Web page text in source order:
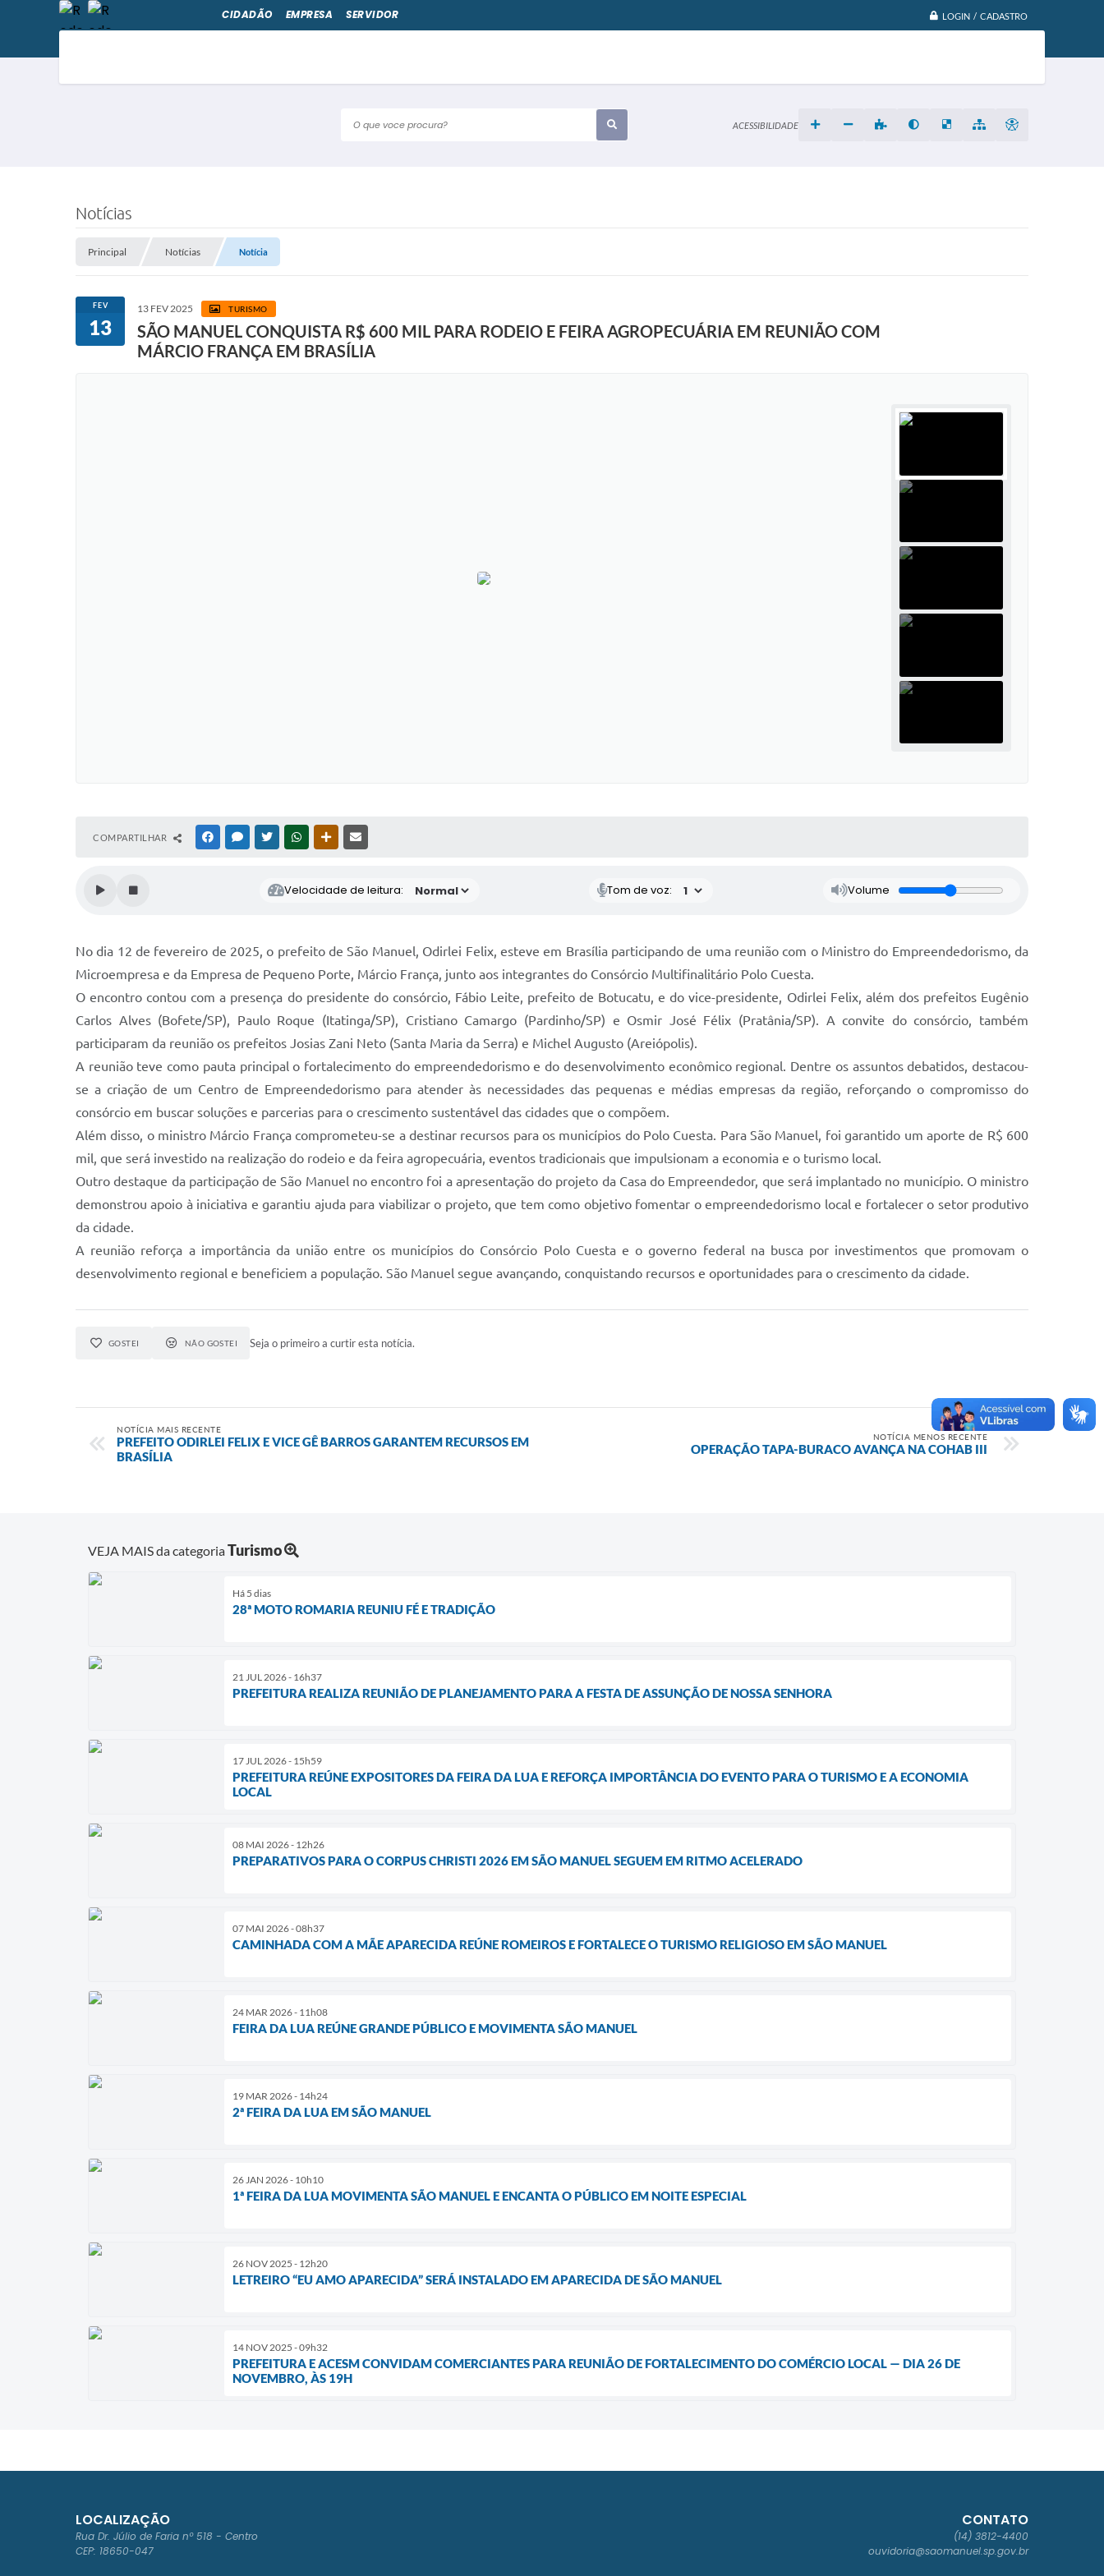
LOGIN / CADASTRO
O que voce procura?
CIDADÃO EMPRESA SERVIDOR
ACESSIBILIDADE
Notícias
Principal Notícias Notícia
FEV
13
13 FEV 2025 TURISMO
SÃO MANUEL CONQUISTA R$ 600 MIL PARA RODEIO E FEIRA AGROPECUÁRIA EM REUNIÃO COM
MÁRCIO FRANÇA EM BRASÍLIA
COMPARTILHAR FACEBOOKMESSENGER
TWITTERWHATSAPPOUTRAS MÍDIAS
Velocidade de leitura: Tom de voz: Volume
No dia 12 de fevereiro de 2025, o prefeito de São Manuel, Odirlei Felix, esteve em Brasília participando de uma reunião com o Ministro do Empreendedorismo, da
Microempresa e da Empresa de Pequeno Porte, Márcio França, junto aos integrantes do Consórcio Multifinalitário Polo Cuesta.
O encontro contou com a presença do presidente do consórcio, Fábio Leite, prefeito de Botucatu, e do vice-presidente, Odirlei Felix, além dos prefeitos Eugênio
Carlos Alves (Bofete/SP), Paulo Roque (Itatinga/SP), Cristiano Camargo (Pardinho/SP) e Osmir José Félix (Pratânia/SP). A convite do consórcio, também
participaram da reunião os prefeitos Josias Zani Neto (Santa Maria da Serra) e Michel Augusto (Areiópolis).
A reunião teve como pauta principal o fortalecimento do empreendedorismo e do desenvolvimento econômico regional. Dentre os assuntos debatidos, destacou-
se a criação de um Centro de Empreendedorismo para atender às necessidades das pequenas e médias empresas da região, reforçando o compromisso do
consórcio em buscar soluções e parcerias para o crescimento sustentável das cidades que o compõem.
Além disso, o ministro Márcio França comprometeu-se a destinar recursos para os municípios do Polo Cuesta. Para São Manuel, foi garantido um aporte de R$ 600
mil, que será investido na realização do rodeio e da feira agropecuária, eventos tradicionais que impulsionam a economia e o turismo local.
Outro destaque da participação de São Manuel no encontro foi a apresentação do projeto da Casa do Empreendedor, que será implantado no município. O ministro
demonstrou apoio à iniciativa e garantiu ajuda para viabilizar o projeto, que tem como objetivo fomentar o empreendedorismo local e fortalecer o setor produtivo
da cidade.
A reunião reforça a importância da união entre os municípios do Consórcio Polo Cuesta e o governo federal na busca por investimentos que promovam o
desenvolvimento regional e beneficiem a população. São Manuel segue avançando, conquistando recursos e oportunidades para o crescimento da cidade.
GOSTEI NÃO GOSTEI Seja o primeiro a curtir esta notícia.
NOTÍCIA MAIS RECENTE
PREFEITO ODIRLEI FELIX E VICE GÊ BARROS GARANTEM RECURSOS EM
BRASÍLIA
NOTÍCIA MENOS RECENTE
OPERAÇÃO TAPA-BURACO AVANÇA NA COHAB III
VEJA MAIS da categoriaTurismo
Há 5 dias
28ª MOTO ROMARIA REUNIU FÉ E TRADIÇÃO
21 JUL 2026 - 16h37
PREFEITURA REALIZA REUNIÃO DE PLANEJAMENTO PARA A FESTA DE ASSUNÇÃO DE NOSSA SENHORA
17 JUL 2026 - 15h59
PREFEITURA REÚNE EXPOSITORES DA FEIRA DA LUA E REFORÇA IMPORTÂNCIA DO EVENTO PARA O TURISMO E A ECONOMIA
LOCAL
08 MAI 2026 - 12h26
PREPARATIVOS PARA O CORPUS CHRISTI 2026 EM SÃO MANUEL SEGUEM EM RITMO ACELERADO
07 MAI 2026 - 08h37
CAMINHADA COM A MÃE APARECIDA REÚNE ROMEIROS E FORTALECE O TURISMO RELIGIOSO EM SÃO MANUEL
24 MAR 2026 - 11h08
FEIRA DA LUA REÚNE GRANDE PÚBLICO E MOVIMENTA SÃO MANUEL
19 MAR 2026 - 14h24
2ª FEIRA DA LUA EM SÃO MANUEL
26 JAN 2026 - 10h10
1ª FEIRA DA LUA MOVIMENTA SÃO MANUEL E ENCANTA O PÚBLICO EM NOITE ESPECIAL
26 NOV 2025 - 12h20
LETREIRO “EU AMO APARECIDA” SERÁ INSTALADO EM APARECIDA DE SÃO MANUEL
14 NOV 2025 - 09h32
PREFEITURA E ACESM CONVIDAM COMERCIANTES PARA REUNIÃO DE FORTALECIMENTO DO COMÉRCIO LOCAL — DIA 26 DE
NOVEMBRO, ÀS 19H
LOCALIZAÇÃO
Rua Dr. Júlio de Faria nº 518 - Centro
CEP: 18650-047
CONTATO
(14) 3812-4400
ouvidoria@saomanuel.sp.gov.br